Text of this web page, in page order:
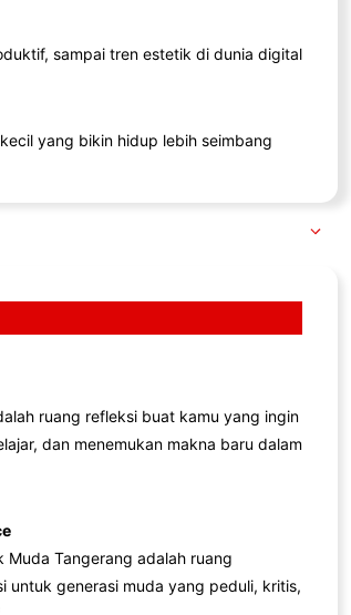
sampai tren estetik di dunia digital
yang bikin hidup lebih seimbang
ruang refleksi buat kamu yang ingin
dan menemukan makna baru dalam
Muda Tangerang adalah ruang
untuk generasi muda yang peduli, kritis,